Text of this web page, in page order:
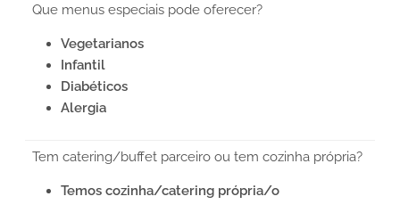
Que menus especiais pode oferecer?
Vegetarianos
Infantil
Diabéticos
Alergia
Tem catering/buffet parceiro ou tem cozinha própria?
Temos cozinha/catering própria/o